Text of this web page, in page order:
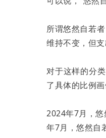
所谓悠然自若
维持不变，但支
对于这样的分
了具体的比例画
2024年7月，
年7月，悠然自